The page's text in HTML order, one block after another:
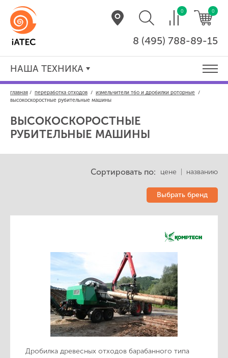
0 0
8 (495) 788-89-15
НАША ТЕХНИКА
главная / переработка отходов / измельчители тбо и дробилки роторные /
высокоскоростные рубительные машины
ВЫСОКОСКОРОСТНЫЕ
РУБИТЕЛЬНЫЕ МАШИНЫ
Сортировать по: цене названию
Выбрать бренд
Дробилка древесных отходов барабанного типа